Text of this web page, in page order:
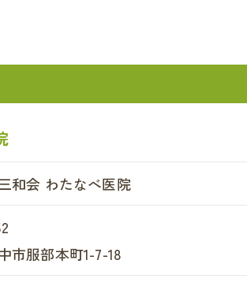
和会 わたなべ医院
市服部本町1-7-18